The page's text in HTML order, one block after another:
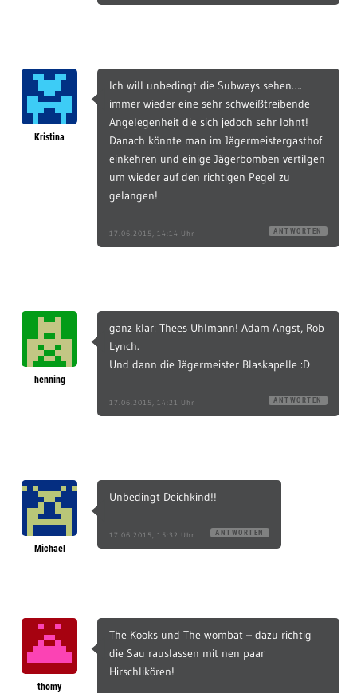
Kristina
Ich will unbedingt die Subways sehen….
immer wieder eine sehr schweißtreibende
Angelegenheit die sich jedoch sehr lohnt!
Danach könnte man im Jägermeistergasthof
einkehren und einige Jägerbomben vertilgen
um wieder auf den richtigen Pegel zu
gelangen!
17.06.2015, 14:14 Uhr ANTWORTEN
henning
ganz klar: Thees Uhlmann! Adam Angst, Rob
Lynch.
Und dann die Jägermeister Blaskapelle :D
17.06.2015, 14:21 Uhr ANTWORTEN
Michael
Unbedingt Deichkind!!
17.06.2015, 15:32 Uhr ANTWORTEN
thomy
The Kooks und The wombat – dazu richtig
die Sau rauslassen mit nen paar
Hirschlikören!